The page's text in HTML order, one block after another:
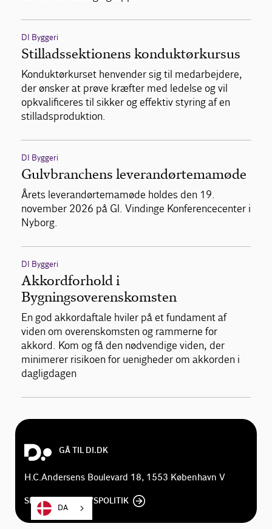
DI Byggeri
Stilladssektionens konduktørkursus
Konduktørkurset henvender sig til medarbejdere,
der ønsker at prøve kræfter med ledelse og vil
opkvalificeres til sikker og effektiv styring af en
stilladsproduktion.
DI Byggeri
Gulvbranchens leverandørtemamøde
Årets leverandørtemamøde holdes den 19.
november 2026 på Gl. Vindinge Konferencecenter i
Nyborg.
DI Byggeri
Akkordforhold i
Bygningsoverenskomsten
En god akkordaftale hviler på et fundament af
viden om overenskomsten og rammerne for
akkord. Kom og få den nødvendige viden, der
minimerer risikoen for uenigheder om akkorden i
dagligdagen
GÅ TIL DI.DK
H.C.Andersens Boulevard 18, 1553 København V
SE DI'S PRIVATLIVSPOLITIK
DA